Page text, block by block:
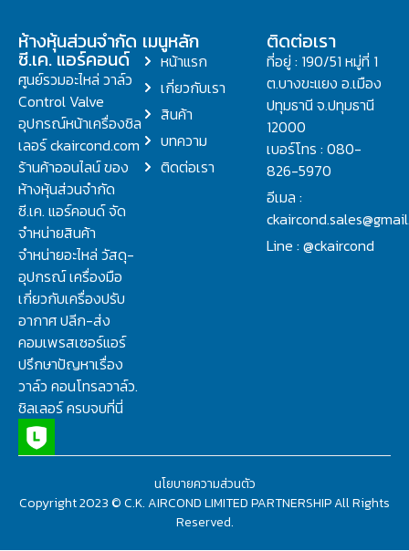
ห้างหุ้นส่วนจำกัด
ซี.เค. แอร์คอนด์
ศูนย์รวมอะไหล่ วาล์ว
Control Valve
อุปกรณ์หน้าเครื่องชิล
เลอร์ ckaircond.com
ร้านค้าออนไลน์ ของ
ห้างหุ้นส่วนจำกัด
ซี.เค. แอร์คอนด์ จัด
จำหน่ายสินค้า
จำหน่ายอะไหล่ วัสดุ-
อุปกรณ์ เครื่องมือ
เกี่ยวกับเครื่องปรับ
อากาศ ปลีก-ส่ง
คอมเพรสเซอร์แอร์
ปรึกษาปัญหาเรื่อง
วาล์ว คอนโทรลวาล์ว.
ชิลเลอร์ ครบจบที่นี่
เมนูหลัก
หน้าแรก
เกี่ยวกับเรา
สินค้า
บทความ
ติดต่อเรา
ติดต่อเรา
ที่อยู่ : 190/51 หมู่ที่ 1
ต.บางขะแยง อ.เมือง
ปทุมธานี จ.ปทุมธานี
12000
เบอร์โทร : 080-
826-5970
อีเมล :
Line : @ckaircond
Copyright 2023 © C.K. AIRCOND LIMITED PARTNERSHIP All Rights
Reserved.
นโยบายความส่วนตัว